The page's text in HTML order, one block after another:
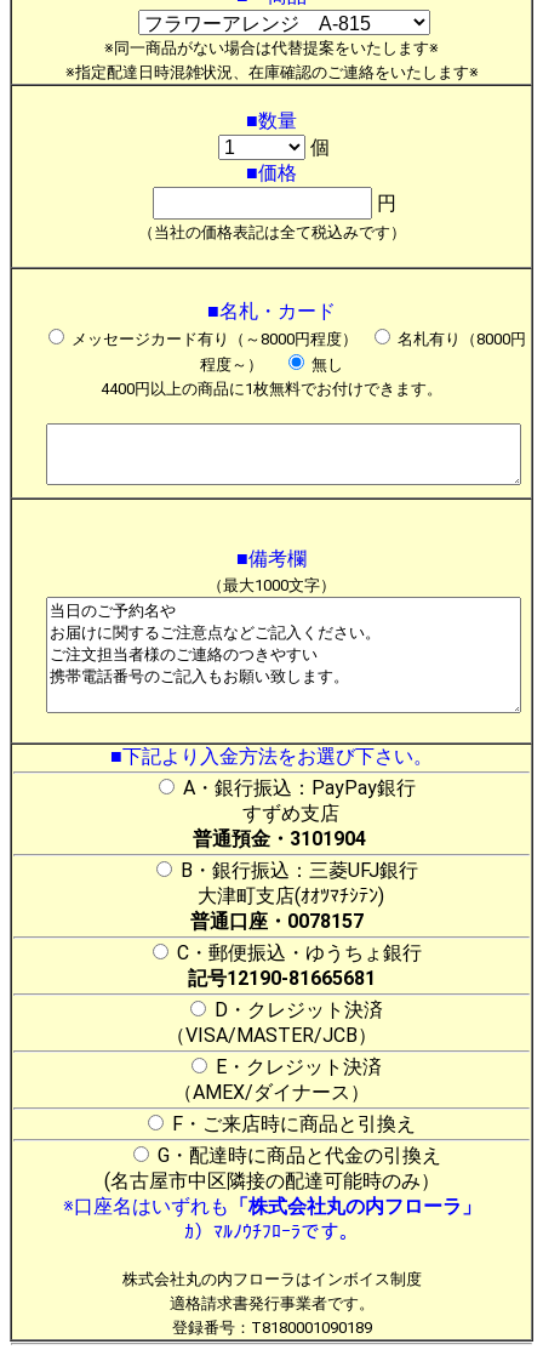
※同一商品がない場合は代替提案をいたします※
※指定配達日時混雑状況、在庫確認のご連絡をいたします※
■数量
個
■価格
円
（当社の価格表記は全て税込みです）
■名札・カード
メッセージカード有り（～8000円程度）
名札有り（8000円
程度～）
無し
4400円以上の商品に1枚無料でお付けできます。
■備考欄
（最大1000文字）
■下記より入金方法をお選び下さい。
A・銀行振込：PayPay銀行
すずめ支店
普通預金・3101904
B・銀行振込：三菱UFJ銀行
大津町支店(ｵｵﾂﾏﾁｼﾃﾝ)
普通口座・0078157
C・郵便振込・ゆうちょ銀行
記号12190-81665681
D・クレジット決済
（VISA/MASTER/JCB）
E・クレジット決済
（AMEX/ダイナース）
F・ご来店時に商品と引換え
G・配達時に商品と代金の引換え
(名古屋市中区隣接の配達可能時のみ）
※口座名はいずれも 「株式会社丸の内フローラ」
ｶ）ﾏﾙﾉｳﾁﾌﾛｰﾗです。
株式会社丸の内フローラはインボイス制度
適格請求書発行事業者です。
登録番号：T8180001090189